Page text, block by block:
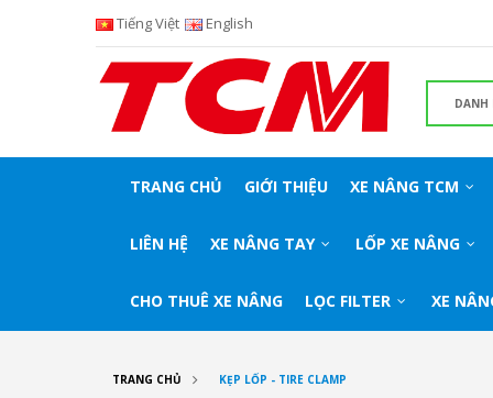
Tiếng Việt English
TRANG CHỦ GIỚI THIỆU XE NÂNG TCM
LIÊN HỆ XE NÂNG TAY LỐP XE NÂNG
CHO THUÊ XE NÂNG LỌC FILTER XE
TRANG CHỦ KẸP LỐP - TIRE CLAMP